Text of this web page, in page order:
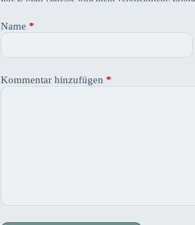
Name *
Kommentar hinzufügen *